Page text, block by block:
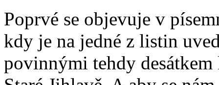
Poprvé se objevuje v
kdy je na jedné z listin
povinnými tehdy